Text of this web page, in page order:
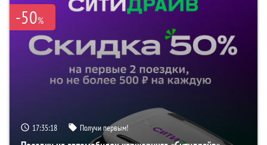
-50%
17:35:18 Получи первым!